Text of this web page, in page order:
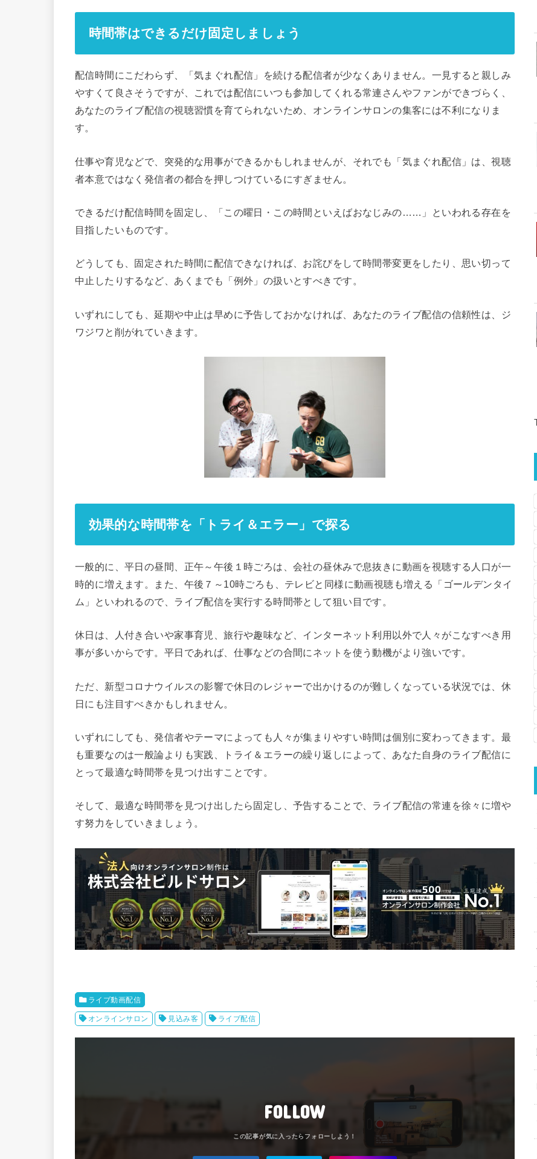
時間帯はできるだけ固定しましょう
配信時間にこだわらず、「気まぐれ配信」を続ける配信者が少なくありません。一見すると親しみ
やすくて良さそうですが、これでは配信にいつも参加してくれる常連さんやファンができづらく、
あなたのライブ配信の視聴習慣を育てられないため、オンラインサロンの集客には不利になりま
す。
仕事や育児などで、突発的な用事ができるかもしれませんが、それでも「気まぐれ配信」は、視聴
者本意ではなく発信者の都合を押しつけているにすぎません。
できるだけ配信時間を固定し、「この曜日・この時間といえばおなじみの……」といわれる存在を
目指したいものです。
どうしても、固定された時間に配信できなければ、お詫びをして時間帯変更をしたり、思い切って
中止したりするなど、あくまでも「例外」の扱いとすべきです。
いずれにしても、延期や中止は早めに予告しておかなければ、あなたのライブ配信の信頼性は、ジ
ワジワと削がれていきます。
効果的な時間帯を「トライ＆エラー」で探る
一般的に、平日の昼間、正午～午後１時ごろは、会社の昼休みで息抜きに動画を視聴する人口が一
時的に増えます。また、午後７～10時ごろも、テレビと同様に動画視聴も増える「ゴールデンタイ
ム」といわれるので、ライブ配信を実行する時間帯として狙い目です。
休日は、人付き合いや家事育児、旅行や趣味など、インターネット利用以外で人々がこなすべき用
事が多いからです。平日であれば、仕事などの合間にネットを使う動機がより強いです。
ただ、新型コロナウイルスの影響で休日のレジャーで出かけるのが難しくなっている状況では、休
日にも注目すべきかもしれません。
いずれにしても、発信者やテーマによっても人々が集まりやすい時間は個別に変わってきます。最
も重要なのは一般論よりも実践、トライ＆エラーの繰り返しによって、あなた自身のライブ配信に
とって最適な時間帯を見つけ出すことです。
そして、最適な時間帯を見つけ出したら固定し、予告することで、ライブ配信の常連を徐々に増や
す努力をしていきましょう。
ライブ動画配信
オンラインサロン 見込み客 ライブ配信
FOLLOW